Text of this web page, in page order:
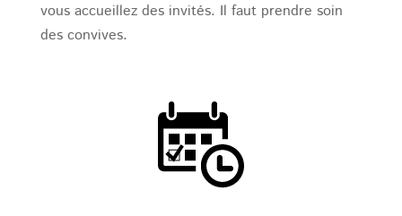
vous accueillez des invités. Il faut prendre soin
des convives.